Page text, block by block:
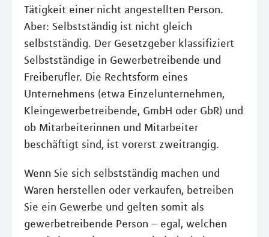
Tätigkeit einer nicht angestellten Person.
Aber: Selbstständig ist nicht gleich
selbstständig. Der Gesetzgeber klassifiziert
Selbstständige in Gewerbetreibende und
Freiberufler. Die Rechtsform eines
Unternehmens (etwa Einzelunternehmen,
Kleingewerbetreibende, GmbH oder GbR) und
ob Mitarbeiterinnen und Mitarbeiter
beschäftigt sind, ist vorerst zweitrangig.
Wenn Sie sich selbstständig machen und
Waren herstellen oder verkaufen, betreiben
Sie ein Gewerbe und gelten somit als
gewerbetreibende Person – egal, welchen